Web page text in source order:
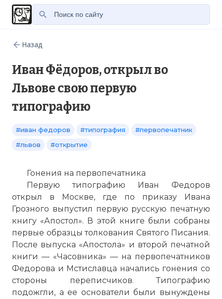
Назад
Иван Фёдоров, открыл во
Львове свою первую
типографию
#иван федоров #типография
#первопечатник
#львов
#открытие
Гонения на первопечатника
Первую типографию Иван Федоров
открыл в Москве, где по приказу Ивана
Грозного выпустил первую русскую печатную
книгу «Апостол». В этой книге были собраны
первые образцы толкования Святого Писания.
После выпуска «Апостола» и второй печатной
книги — «Часовника» — на первопечатников
Федорова и Мстиславца начались гонения со
стороны переписчиков. Типографию
подожгли, а ее основатели были вынуждены